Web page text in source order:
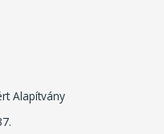
Alapítvány